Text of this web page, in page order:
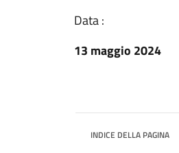
Data :
13 maggio 2024
INDICE DELLA PAGINA